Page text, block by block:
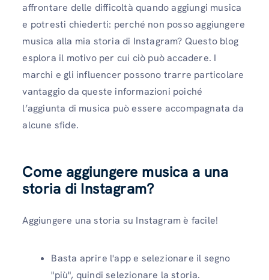
affrontare delle difficoltà quando aggiungi musica
e potresti chiederti: perché non posso aggiungere
musica alla mia storia di Instagram? Questo blog
esplora il motivo per cui ciò può accadere. I
marchi e gli influencer possono trarre particolare
vantaggio da queste informazioni poiché
l’aggiunta di musica può essere accompagnata da
alcune sfide.
Come aggiungere musica a una
storia di Instagram?
Aggiungere una storia su Instagram è facile!
Basta aprire l'app e selezionare il segno
"più", quindi selezionare la storia.